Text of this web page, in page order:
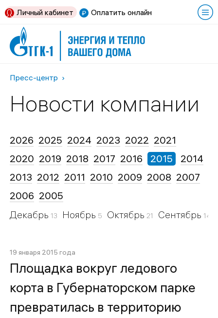
Оплатить онлайн
Личный кабинет
Пресс-центр
Новости компании
2026 2025 2024 2023 2022 2021
2020 2019 2018 2017 2016 2015
Декабрь 13 Ноябрь 5 Октябрь 21 Сентябрь 14
2014
2013 2012 2011 2010 2009 2008 2007
2006 2005
19 января 2015 года
Площадка вокруг ледового
корта в Губернаторском парке
превратилась в территорию